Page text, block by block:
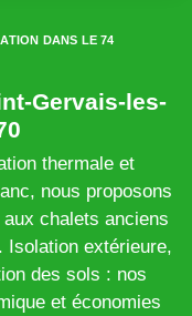
DANS LE 74
Gervais-les-
thermale et
nous proposons
chalets anciens
Isolation extérieure,
des sols : nos
et économies